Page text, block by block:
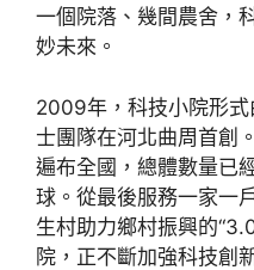
一個院落、幾間農舍，
妙未來。
2009年，科技小院形
士團隊在河北曲周首創
遍布全國，總體數量已
球。從最後服務一家一
生村助力鄉村振興的
院，正不斷加強科技創